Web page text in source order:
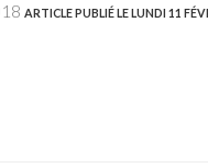
ARTICLE PUBLIÉ LE LUNDI 11